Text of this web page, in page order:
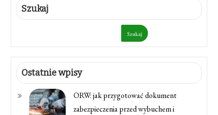
Szukaj
Szukaj
Ostatnie wpisy
ORW: jak przygotować dokument
zabezpieczenia przed wybuchem i